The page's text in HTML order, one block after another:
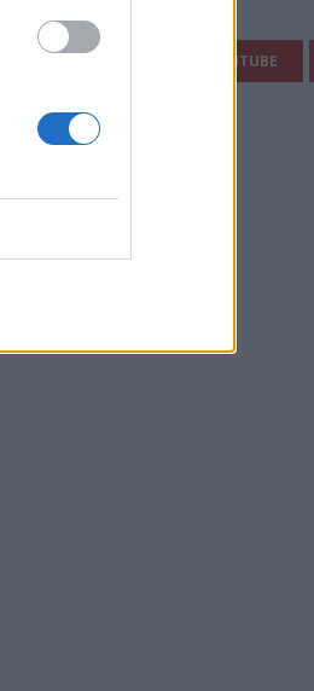
Segui Diario Sportivo:
YOUTUBE